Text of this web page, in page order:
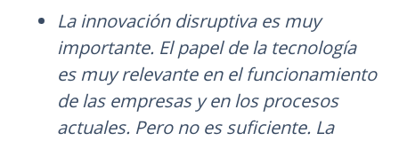
La innovación disruptiva es muy
importante. El papel de la tecnología
es muy relevante en el funcionamiento
de las empresas y en los procesos
actuales. Pero no es suficiente. La